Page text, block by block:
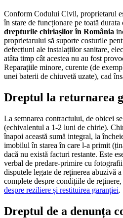
Conform Codului Civil, proprietarul
în stare de funcționare pe toată
drepturile chiriașilor în România
proprietarului să suporte costurile
defecțiuni ale instalațiilor sanitare,
atâta timp cât acestea nu au fost
Reparațiile minore, curente (de
unei baterii de chiuvetă uzate), cad
Dreptul la returnarea
La semnarea contractului, de obicei
(echivalentul a 1-2 luni de chirie).
înapoi această sumă integral, la
imobilul în starea în care l-a primit
dacă nu există facturi restante. Este
verbal de predare-primire cu fotografii
disputele legate de reținerea abuzivă
complete despre condițiile de reținere,
despre reziliere și restituirea garanției.
Dreptul de a denunța